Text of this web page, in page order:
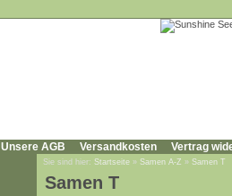
Unsere AGB Versandkosten Vertrag
Sie sind hier: Startseite » Samen A-Z » Samen T
Samen T